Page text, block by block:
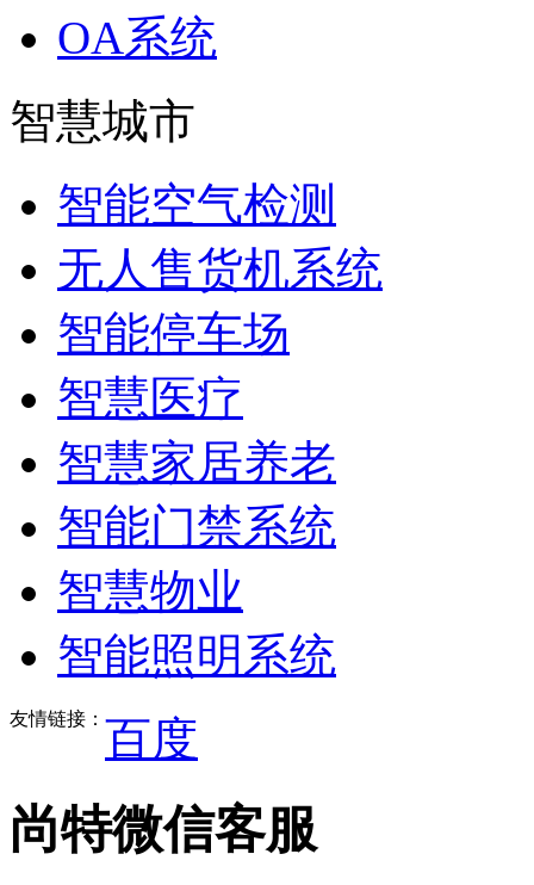
OA系统
智慧城市
智能空气检测
无人售货机系统
智能停车场
智慧医疗
智慧家居养老
智能门禁系统
智慧物业
智能照明系统
友情链接： 百度
尚特微信客服